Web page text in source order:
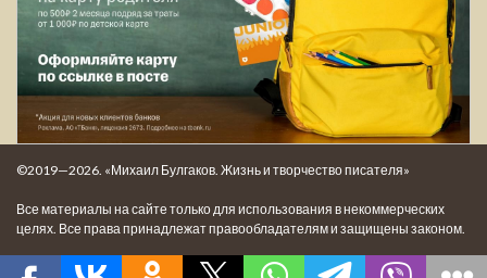
©2019—2026. «Михаил Булгаков. Жизнь и творчество писателя»
Все материалы на сайте только для использования в некоммерческих
целях. Все права принадлежат правообладателям и защищены законом.